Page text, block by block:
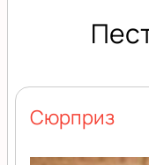
Сюрприз